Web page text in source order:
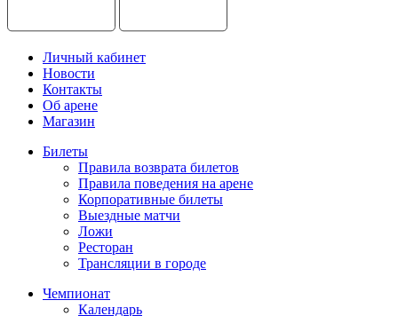
Личный кабинет
Новости
Контакты
Об арене
Магазин
Билеты
Правила возврата билетов
Правила поведения на арене
Корпоративные билеты
Выездные матчи
Ложи
Ресторан
Трансляции в городе
Чемпионат
Календарь